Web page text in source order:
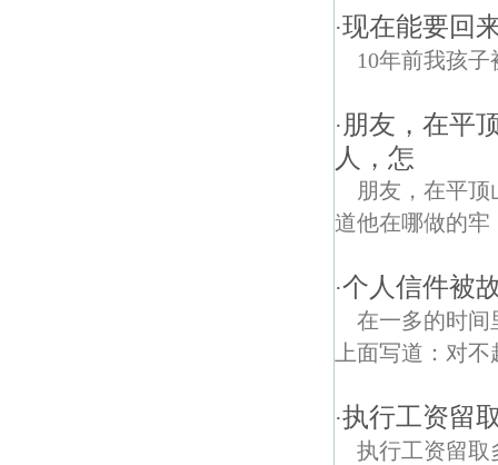
·现在能要回
10年前我孩
· 朋友，在平
人，怎
朋友，在平
道他在哪做的牢
·个人信件被
在一多的时间
上面写道：对
·执行工资留
执行工资留取